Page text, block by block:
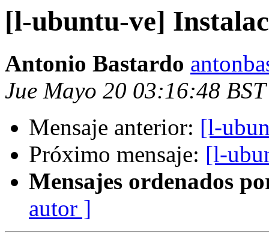
[l-ubuntu-ve]
Antonio Bastardo
Jue Mayo 20 03:16:48
Mensaje anterior: [l-
Próximo mensaje: [l-
Mensajes ordenados
autor ]